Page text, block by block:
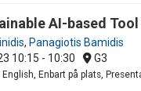
AI-based
, Panagiotis Bamidis
10:15 - 10:30 G3
English, Enbart på plats,